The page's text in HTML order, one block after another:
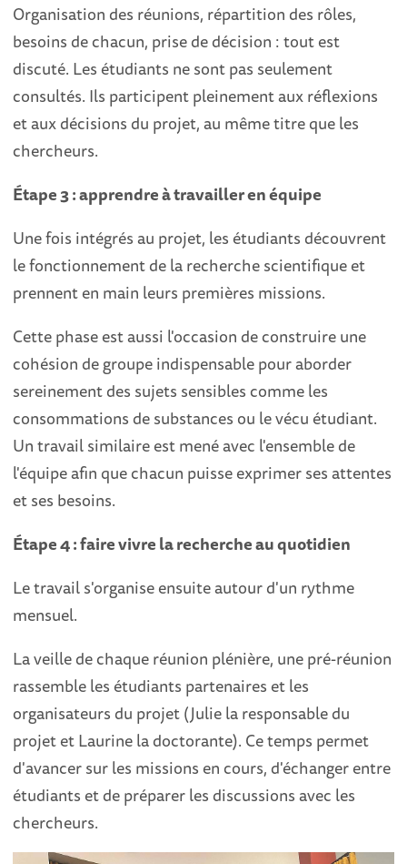
Organisation des réunions, répartition des rôles,
besoins de chacun, prise de décision : tout est
discuté. Les étudiants ne sont pas seulement
consultés. Ils participent pleinement aux réflexions
et aux décisions du projet, au même titre que les
chercheurs.
Étape 3 : apprendre à travailler en équipe
Une fois intégrés au projet, les étudiants découvrent
le fonctionnement de la recherche scientifique et
prennent en main leurs premières missions.
Cette phase est aussi l'occasion de construire une
cohésion de groupe indispensable pour aborder
sereinement des sujets sensibles comme les
consommations de substances ou le vécu étudiant.
Un travail similaire est mené avec l'ensemble de
l'équipe afin que chacun puisse exprimer ses attentes
et ses besoins.
Étape 4 : faire vivre la recherche au quotidien
Le travail s'organise ensuite autour d'un rythme
mensuel.
La veille de chaque réunion plénière, une pré-réunion
rassemble les étudiants partenaires et les
organisateurs du projet (Julie la responsable du
projet et Laurine la doctorante). Ce temps permet
d'avancer sur les missions en cours, d'échanger entre
étudiants et de préparer les discussions avec les
chercheurs.